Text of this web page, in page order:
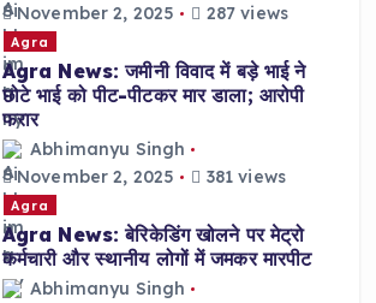
November 2, 2025
287 views
Agra
Agra News: जमीनी विवाद में बड़े भाई ने
छोटे भाई को पीट-पीटकर मार डाला; आरोपी
फरार
Abhimanyu Singh
November 2, 2025
381 views
Agra
Agra News: बेरिकेडिंग खोलने पर मेट्रो
कर्मचारी और स्थानीय लोगों में जमकर मारपीट
Abhimanyu Singh